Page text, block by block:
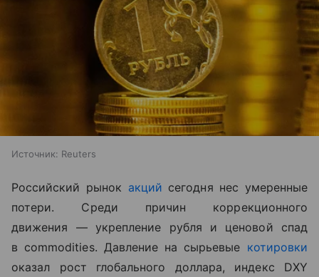
Источник: Reuters
Российский рынок акций сегодня нес умеренные
потери. Среди причин коррекционного
движения — укрепление рубля и ценовой спад
в commodities. Давление на сырьевые котировки
оказал рост глобального доллара, индекс DXY